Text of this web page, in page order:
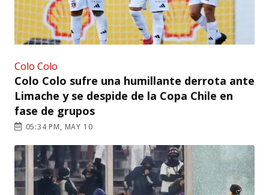
Colo Colo
Colo Colo sufre una humillante derrota ante
Limache y se despide de la Copa Chile en
fase de grupos
05:34 PM, MAY 10